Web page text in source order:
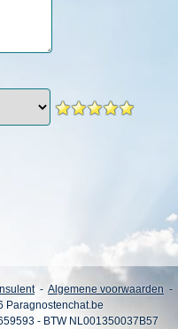
- Algemene voorwaarden -
- BTW NL001350037B57